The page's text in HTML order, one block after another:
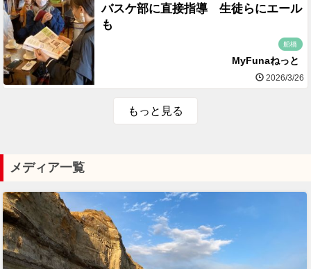
バスケ部に直接指導 生徒らにエール
も
船橋
MyFunaねっと
2026/3/26
もっと見る
メディア一覧